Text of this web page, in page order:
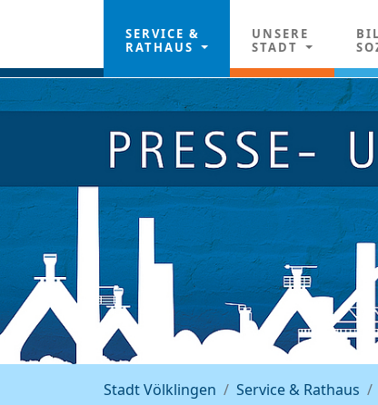
SERVICE &
RATHAUS
UNSERE
STADT
Stadt Völklingen Service & Rathaus